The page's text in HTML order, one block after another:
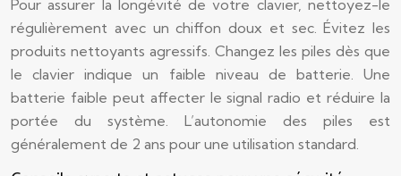
Pour assurer la longévité de votre clavier, nettoyez-le
régulièrement avec un chiffon doux et sec. Évitez les
produits nettoyants agressifs. Changez les piles dès que
le clavier indique un faible niveau de batterie. Une
batterie faible peut affecter le signal radio et réduire la
portée du système. L’autonomie des piles est
généralement de 2 ans pour une utilisation standard.